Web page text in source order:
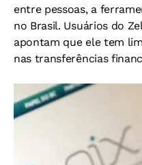
entre pessoas, a
no Brasil. Usuários do
apontam que ele tem
nas transferências